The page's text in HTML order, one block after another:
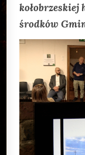
kołobrzeskiej
środków